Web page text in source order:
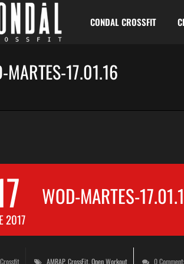
CONDAL CROSSFIT
MARTES-17.01.16
2017
WOD-MARTES-
AMRAP,CrossFit,Open Workout 0